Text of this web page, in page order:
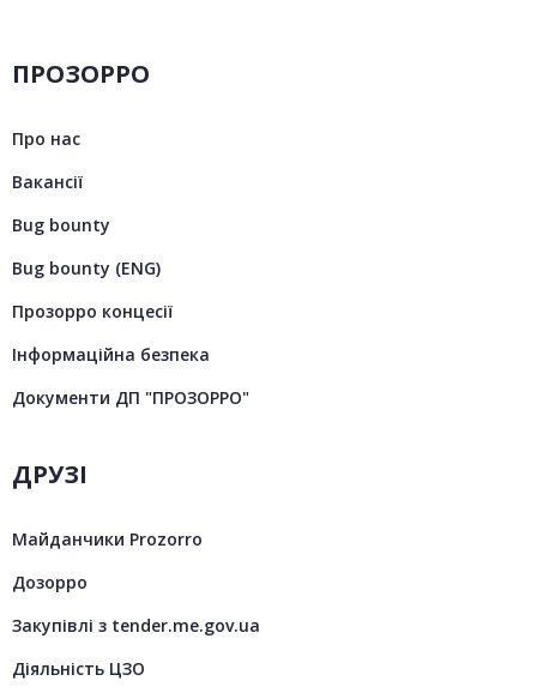
ПРОЗОРРО
Про нас
Вакансії
Bug bounty
Bug bounty (ENG)
Прозорро концесії
Інформаційна безпека
Документи ДП "ПРОЗОРРО"
ДРУЗІ
Майданчики Prozorro
Дозорро
Закупівлі з tender.me.gov.ua
Діяльність ЦЗО